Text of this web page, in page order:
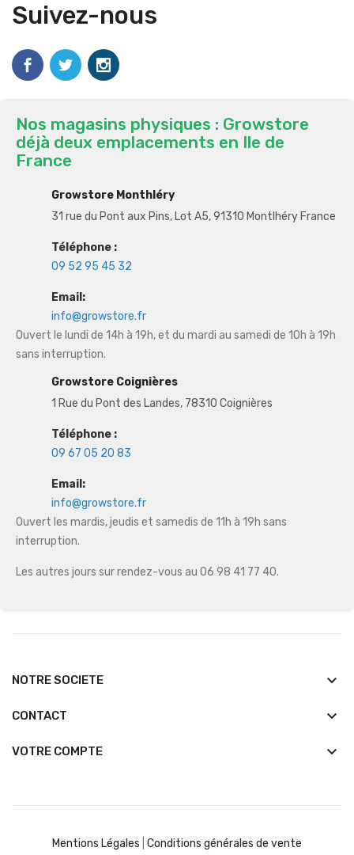
Suivez-nous
Nos magasins physiques : Growstore
déjà deux emplacements en Ile de
France
Growstore Monthléry
31 rue du Pont aux Pins, Lot A5, 91310 Montlhéry France
Téléphone :
09 52 95 45 32
Email:
info@growstore.fr
Ouvert le lundi de 14h à 19h, et du mardi au samedi de 10h à 19h
sans interruption.
Growstore Coignières
1 Rue du Pont des Landes, 78310 Coignières
Téléphone :
09 67 05 20 83
Email:
info@growstore.fr
Ouvert les mardis, jeudis et samedis de 11h à 19h sans
interruption.
Les autres jours sur rendez-vous au 06 98 41 77 40.
NOTRE SOCIETE keyboard_arrow_down
CONTACT keyboard_arrow_down
VOTRE COMPTE 
Mentions Légales Conditions générales de vente